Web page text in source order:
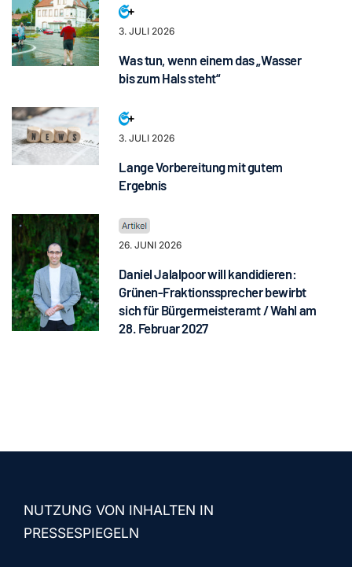
3. JULI 2026
Was tun, wenn einem das „Wasser
bis zum Hals steht“
3. JULI 2026
Lange Vorbereitung mit gutem
Ergebnis
26. JUNI 2026
Daniel Jalalpoor will kandidieren:
Grünen-Fraktionssprecher bewirbt
sich für Bürgermeisteramt / Wahl am
28. Februar 2027
NUTZUNG VON INHALTEN IN
PRESSESPIEGELN